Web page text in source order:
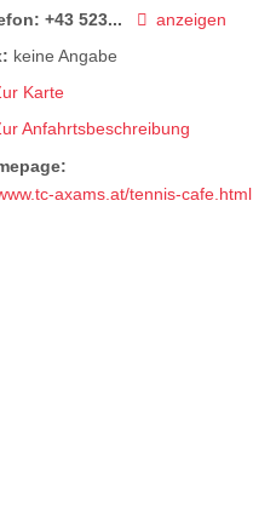
+43 523...
anzeigen
keine Angabe
Karte
Anfahrtsbeschreibung
axams.at/tennis-cafe.html